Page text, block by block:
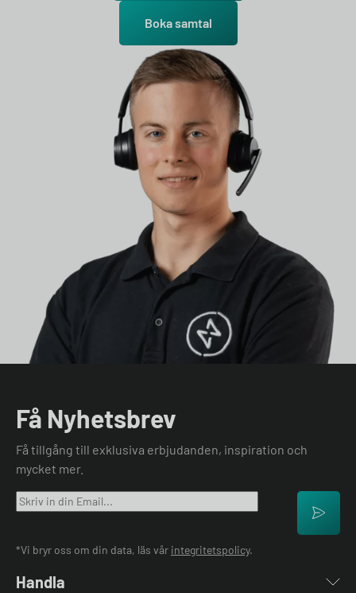
Boka samtal
Få Nyhetsbrev
Få tillgång till exklusiva erbjudanden, inspiration och
mycket mer.
*Vi bryr oss om din data, läs vår integritetspolicy.
Handla